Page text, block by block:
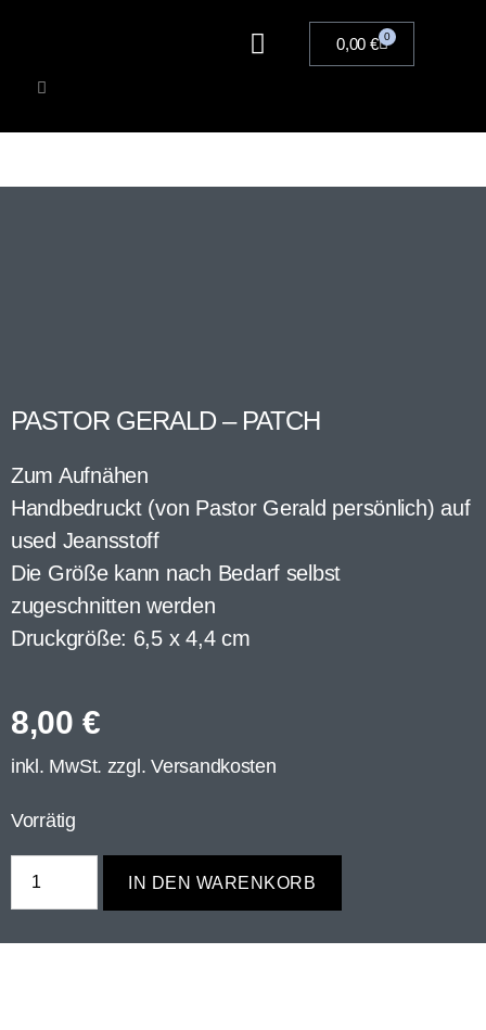
0,00 € 0
PASTOR GERALD – PATCH
Zum Aufnähen
Handbedruckt (von Pastor Gerald persönlich) auf
used Jeansstoff
Die Größe kann nach Bedarf selbst
zugeschnitten werden
Druckgröße: 6,5 x 4,4 cm
8,00 €
inkl. MwSt. zzgl.Versandkosten
Vorrätig
IN DEN WARENKORB